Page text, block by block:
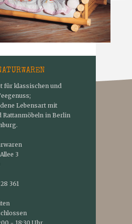
für klassischen und
Lebensart mit
Rattanmöbeln in Berlin
3
361